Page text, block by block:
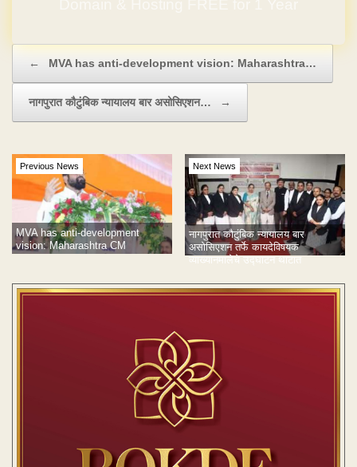
← MVA has anti-development vision: Maharashtra…
नागपुरात कौटुंबिक न्यायालय बार असोसिएशन… →
Previous News
MVA has anti-development
vision: Maharashtra CM
Next News
नागपुरात कौटुंबिक न्यायालय बार
असोसिएशन तर्फे कायदेविषयक
व्याख्यानमालेचे उद्घाटन थाटात